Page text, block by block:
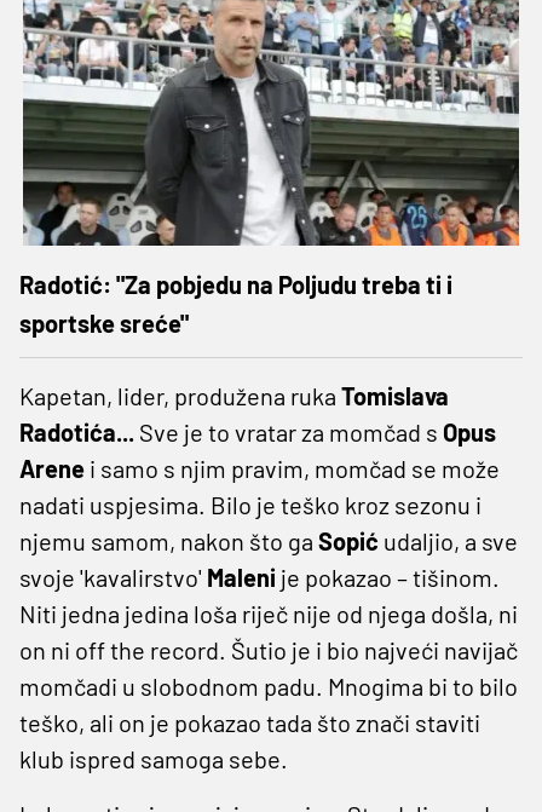
Radotić: "Za pobjedu na Poljudu treba ti i
sportske sreće"
Kapetan, lider, produžena ruka Tomislava
Radotića... Sve je to vratar za momčad s Opus
Arene i samo s njim pravim, momčad se može
nadati uspjesima. Bilo je teško kroz sezonu i
njemu samom, nakon što ga Sopić udaljio, a sve
svoje 'kavalirstvo' Maleni je pokazao – tišinom.
Niti jedna jedina loša riječ nije od njega došla, ni
on ni off the record. Šutio je i bio najveći navijač
momčadi u slobodnom padu. Mnogima bi to bilo
teško, ali on je pokazao tada što znači staviti
klub ispred samoga sebe.